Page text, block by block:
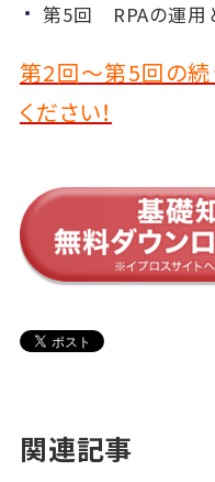
第5回 RPAの運用
第2回～第5回の続
ください！
関連記事